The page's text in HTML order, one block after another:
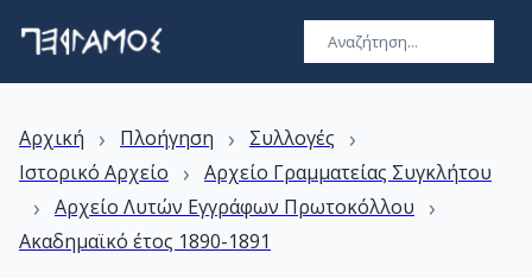
Αρχική › Πλοήγηση › Συλλογές ›
Ιστορικό Αρχείο › Αρχείο Γραμματείας Συγκλήτου
› Αρχείο Λυτών Εγγράφων Πρωτοκόλλου ›
Ακαδημαϊκό έτος 1890-1891